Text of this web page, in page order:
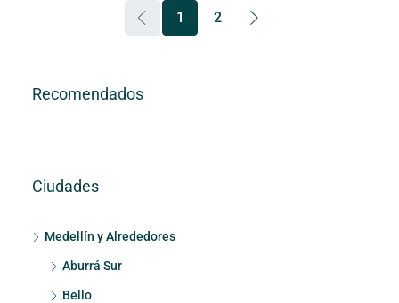
1 2
Recomendados
Ciudades
Medellín y Alrededores
Aburrá Sur
Bello